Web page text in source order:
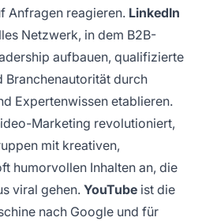
Anfragen reagieren. LinkedIn
Netzwerk, in dem B2B-
aufbauen, qualifizierte
Branchenautorität durch
Expertenwissen etablieren.
Marketing revolutioniert,
mit kreativen,
humorvollen Inhalten an, die
viral gehen. YouTube ist die
nach Google und für